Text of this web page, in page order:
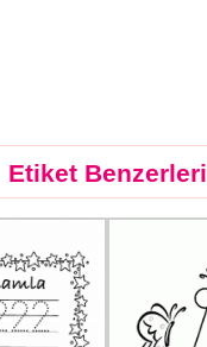
Etiket Benzerleri